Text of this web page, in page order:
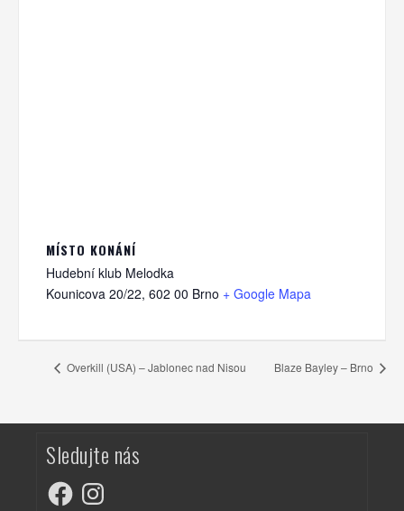
MÍSTO KONÁNÍ
Hudební klub Melodka
Kounicova 20/22, 602 00 Brno + Google Mapa
Overkill (USA) – Jablonec nad Nisou Blaze Bayley – Brno
Sledujte nás
FacebookInstagram